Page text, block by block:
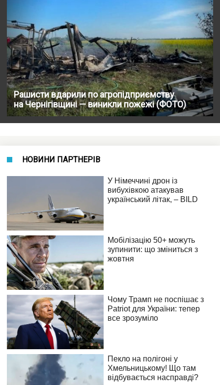
Рашисти вдарили по агропідприємству
на Чернігівщині — виникли пожежі (ФОТО)
НОВИНИ ПАРТНЕРІВ